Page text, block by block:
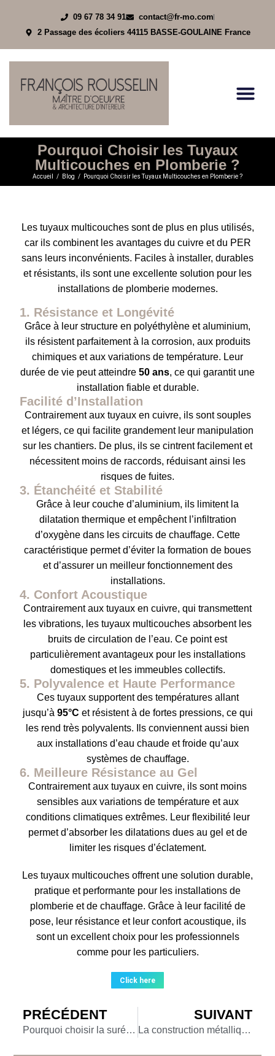
09 67 78 34 91
contact@fr-mo.com
2 Passage des écoliers 44115 BASSE-GOULAINE France
Pourquoi Choisir les Tuyaux
Multicouches en Plomberie ?
Vous êtes ici :
Accueil Blog Pourquoi Choisir les Tuyaux Multicouches en Plomberie ?
Les tuyaux multicouches sont de plus en plus utilisés,
car ils combinent les avantages du cuivre et du PER
sans leurs inconvénients. Faciles à installer, durables
et résistants, ils sont une excellente solution pour les
installations de plomberie modernes.
1. Résistance et Longévité
Grâce à leur structure en polyéthylène et aluminium,
ils résistent parfaitement à la corrosion, aux produits
chimiques et aux variations de température. Leur
durée de vie peut atteindre 50 ans, ce qui garantit une
installation fiable et durable.
Facilité d’Installation
Contrairement aux tuyaux en cuivre, ils sont souples
et légers, ce qui facilite grandement leur manipulation
sur les chantiers. De plus, ils se cintrent facilement et
nécessitent moins de raccords, réduisant ainsi les
risques de fuites.
3. Étanchéité et Stabilité
Grâce à leur couche d’aluminium, ils limitent la
dilatation thermique et empêchent l’infiltration
d’oxygène dans les circuits de chauffage. Cette
caractéristique permet d’éviter la formation de boues
et d’assurer un meilleur fonctionnement des
installations.
4. Confort Acoustique
Contrairement aux tuyaux en cuivre, qui transmettent
les vibrations, les tuyaux multicouches absorbent les
bruits de circulation de l’eau. Ce point est
particulièrement avantageux pour les installations
domestiques et les immeubles collectifs.
5. Polyvalence et Haute Performance
Ces tuyaux supportent des températures allant
jusqu’à 95°C et résistent à de fortes pressions, ce qui
les rend très polyvalents. Ils conviennent aussi bien
aux installations d’eau chaude et froide qu’aux
systèmes de chauffage.
6. Meilleure Résistance au Gel
Contrairement aux tuyaux en cuivre, ils sont moins
sensibles aux variations de température et aux
conditions climatiques extrêmes. Leur flexibilité leur
permet d’absorber les dilatations dues au gel et de
limiter les risques d’éclatement.
Les tuyaux multicouches offrent une solution durable,
pratique et performante pour les installations de
plomberie et de chauffage. Grâce à leur facilité de
pose, leur résistance et leur confort acoustique, ils
sont un excellent choix pour les professionnels
comme pour les particuliers.
Click here
PRÉCÉDENT
Pourquoi choisir la surélévation ?
SUIVANT
La construction métallique, bonne idée ?